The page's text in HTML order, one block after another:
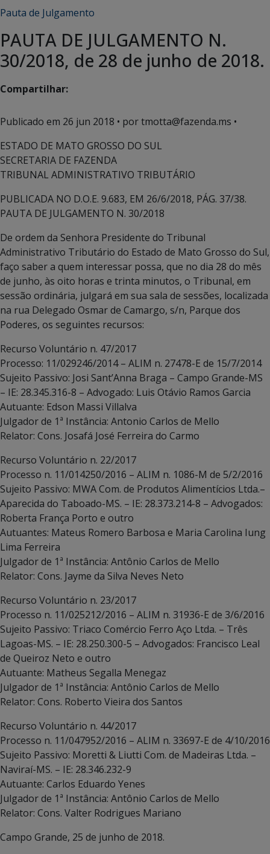
Pauta de Julgamento
PAUTA DE JULGAMENTO N.
30/2018, de 28 de junho de 2018.
Compartilhar:
Publicado em 26 jun 2018 • por tmotta@fazenda.ms •
ESTADO DE MATO GROSSO DO SUL
SECRETARIA DE FAZENDA
TRIBUNAL ADMINISTRATIVO TRIBUTÁRIO
PUBLICADA NO D.O.E. 9.683, EM 26/6/2018, PÁG. 37/38.
PAUTA DE JULGAMENTO N. 30/2018
De ordem da Senhora Presidente do Tribunal
Administrativo Tributário do Estado de Mato Grosso do Sul,
faço saber a quem interessar possa, que no dia 28 do mês
de junho, às oito horas e trinta minutos, o Tribunal, em
sessão ordinária, julgará em sua sala de sessões, localizada
na rua Delegado Osmar de Camargo, s/n, Parque dos
Poderes, os seguintes recursos:
Recurso Voluntário n. 47/2017
Processo: 11/029246/2014 – ALIM n. 27478-E de 15/7/2014
Sujeito Passivo: Josi Sant’Anna Braga – Campo Grande-MS
– IE: 28.345.316-8 – Advogado: Luis Otávio Ramos Garcia
Autuante: Edson Massi Villalva
Julgador de 1ª Instância: Antonio Carlos de Mello
Relator: Cons. Josafá José Ferreira do Carmo
Recurso Voluntário n. 22/2017
Processo n. 11/014250/2016 – ALIM n. 1086-M de 5/2/2016
Sujeito Passivo: MWA Com. de Produtos Alimentícios Ltda.–
Aparecida do Taboado-MS. – IE: 28.373.214-8 – Advogados:
Roberta França Porto e outro
Autuantes: Mateus Romero Barbosa e Maria Carolina Iung
Lima Ferreira
Julgador de 1ª Instância: Antônio Carlos de Mello
Relator: Cons. Jayme da Silva Neves Neto
Recurso Voluntário n. 23/2017
Processo n. 11/025212/2016 – ALIM n. 31936-E de 3/6/2016
Sujeito Passivo: Triaco Comércio Ferro Aço Ltda. – Três
Lagoas-MS. – IE: 28.250.300-5 – Advogados: Francisco Leal
de Queiroz Neto e outro
Autuante: Matheus Segalla Menegaz
Julgador de 1ª Instância: Antônio Carlos de Mello
Relator: Cons. Roberto Vieira dos Santos
Recurso Voluntário n. 44/2017
Processo n. 11/047952/2016 – ALIM n. 33697-E de 4/10/2016
Sujeito Passivo: Moretti & Liutti Com. de Madeiras Ltda. –
Naviraí-MS. – IE: 28.346.232-9
Autuante: Carlos Eduardo Yenes
Julgador de 1ª Instância: Antônio Carlos de Mello
Relator: Cons. Valter Rodrigues Mariano
Campo Grande, 25 de junho de 2018.